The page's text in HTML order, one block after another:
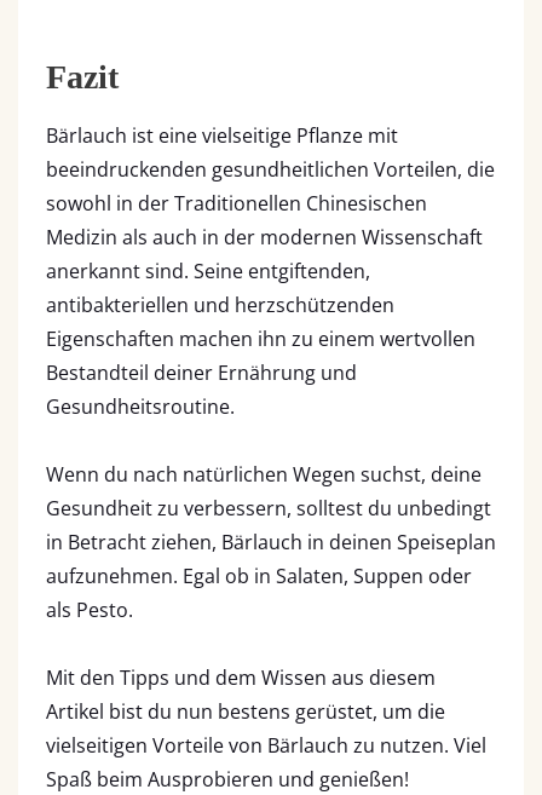
Fazit
Bärlauch ist eine vielseitige Pflanze mit
beeindruckenden gesundheitlichen Vorteilen, die
sowohl in der Traditionellen Chinesischen
Medizin als auch in der modernen Wissenschaft
anerkannt sind. Seine entgiftenden,
antibakteriellen und herzschützenden
Eigenschaften machen ihn zu einem wertvollen
Bestandteil deiner Ernährung und
Gesundheitsroutine.
Wenn du nach natürlichen Wegen suchst, deine
Gesundheit zu verbessern, solltest du unbedingt
in Betracht ziehen, Bärlauch in deinen Speiseplan
aufzunehmen. Egal ob in Salaten, Suppen oder
als Pesto.
Mit den Tipps und dem Wissen aus diesem
Artikel bist du nun bestens gerüstet, um die
vielseitigen Vorteile von Bärlauch zu nutzen. Viel
Spaß beim Ausprobieren und genießen!